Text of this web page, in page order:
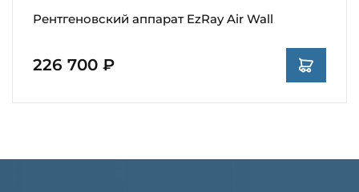
Рентгеновский аппарат EzRay Air Wall
226 700 ₽